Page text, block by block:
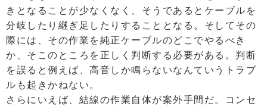
きとなることが少なくなく、そうであるとケーブルを
分岐したり継ぎ足したりすることとなる。そしてその
際には、その作業を純正ケーブルのどこでやるべき
か、そこのところを正しく判断する必要がある。判断
を誤ると例えば、高音しか鳴らないなんていうトラブ
ルも起きかねない。
さらにいえば、結線の作業自体が案外手間だ。コンセ